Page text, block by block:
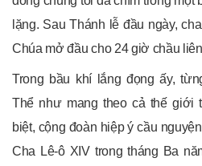
lặng. Sau Thánh lễ đầu ngày,
Chúa mở đầu cho 24 giờ chầu
Trong bầu khí lắng đọng ấy,
Thể như mang theo cả thế giới
biệt, cộng đoàn hiệp ý cầu
Cha Lê-ô XIV trong tháng Ba